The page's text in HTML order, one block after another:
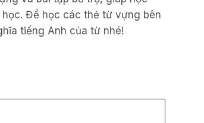
Để học các thẻ từ vựng bên
tiếng Anh của từ nhé!